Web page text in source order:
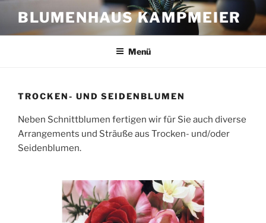
Inhalt
springen
BLUMENHAUS KAMPMEIER
Menü
TROCKEN- UND SEIDENBLUMEN
Neben Schnittblumen fertigen wir für Sie auch diverse
Arrangements und Sträuße aus Trocken- und/oder
Seidenblumen.